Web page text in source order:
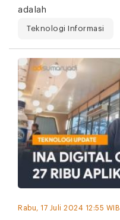
adalah
Teknologi Informasi
Rabu, 17 Juli 2024 12:55 WIB